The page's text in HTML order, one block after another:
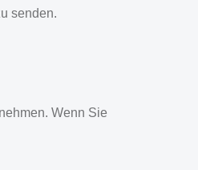
senden.
Wenn Sie